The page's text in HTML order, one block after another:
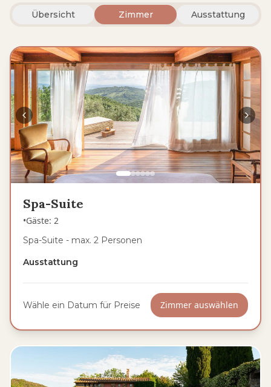
Übersicht Zimmer Ausstattung
Spa-Suite
•Gäste: 2
Spa-Suite - max. 2 Personen
Ausstattung
Wähle ein Datum für Preise Zimmer auswählen